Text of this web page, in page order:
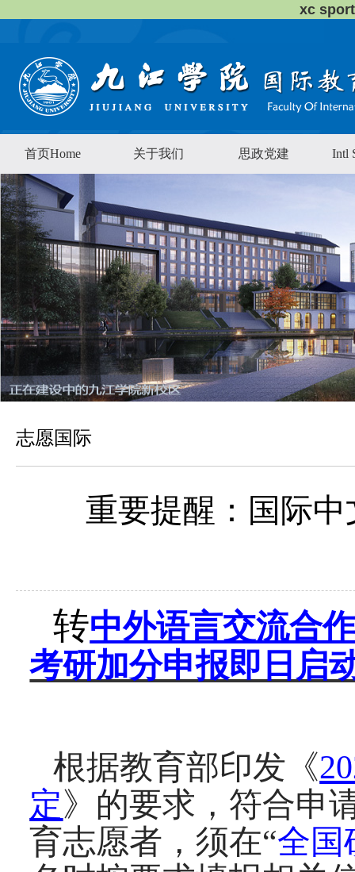
xc
首页Home 关于我们 思政党建 Intl
志愿国际
重要提醒：国际
转中外语言交流合
考研加分申报即日启
根据教育部印发《
定》的要求，符合申
育志愿者，须在“全国